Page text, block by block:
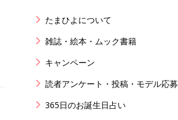
たまひよについて
雑誌・絵本・ムック書籍
キャンペーン
読者アンケート・投稿・モデル応募
365日のお誕生日占い